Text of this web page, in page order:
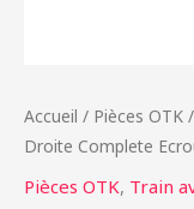
Accueil / Pièces OTK /
Droite Complete
Pièces OTK, Train